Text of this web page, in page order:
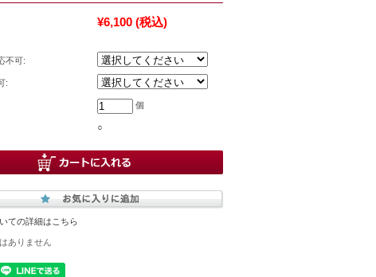
¥6,100 (税込)
不可:
:
個
○
ての詳細はこちら
ありません